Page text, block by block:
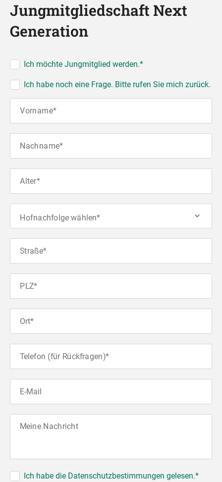
Jungmitgliedschaft Next
Generation
Ich möchte Jungmitglied werden.*
Ich habe noch eine Frage. Bitte rufen Sie mich zurück.
Vorname*
Nachname*
Alter*
Hofnachfolge wählen*
Straße*
PLZ*
Ort*
Telefon (für Rückfragen)*
E-Mail
Meine Nachricht
Ich habe die Datenschutzbestimmungen gelesen.*